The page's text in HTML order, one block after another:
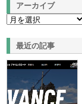
アーカイブ
最近の記事